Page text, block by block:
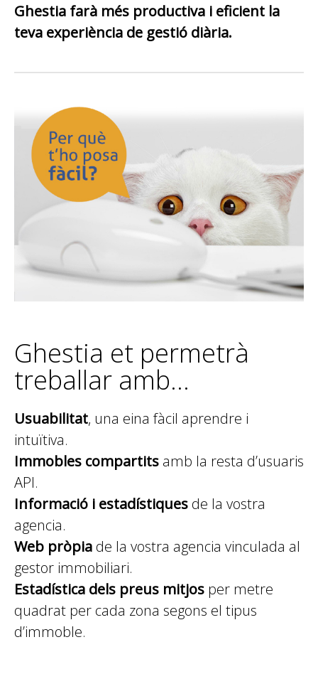
Ghestia farà més productiva i eficient la
teva experiència de gestió diària.
Ghestia et permetrà
treballar amb…
Usuabilitat, una eina fàcil aprendre i
intuïtiva.
Immobles compartits amb la resta d’usuaris
API.
Informació i estadístiques de la vostra
agencia.
Web pròpia de la vostra agencia vinculada al
gestor immobiliari.
Estadística dels preus mitjos per metre
quadrat per cada zona segons el tipus
d’immoble.